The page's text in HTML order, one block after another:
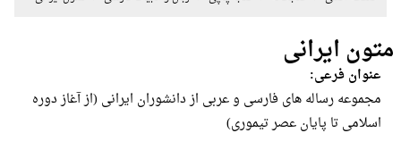
متون ایرانی
عنوان فرعی:
مجموعه رساله های فارسی و عربی از دانشوران ایرانی (از آغاز دوره
اسلامی تا پایان عصر تیموری)